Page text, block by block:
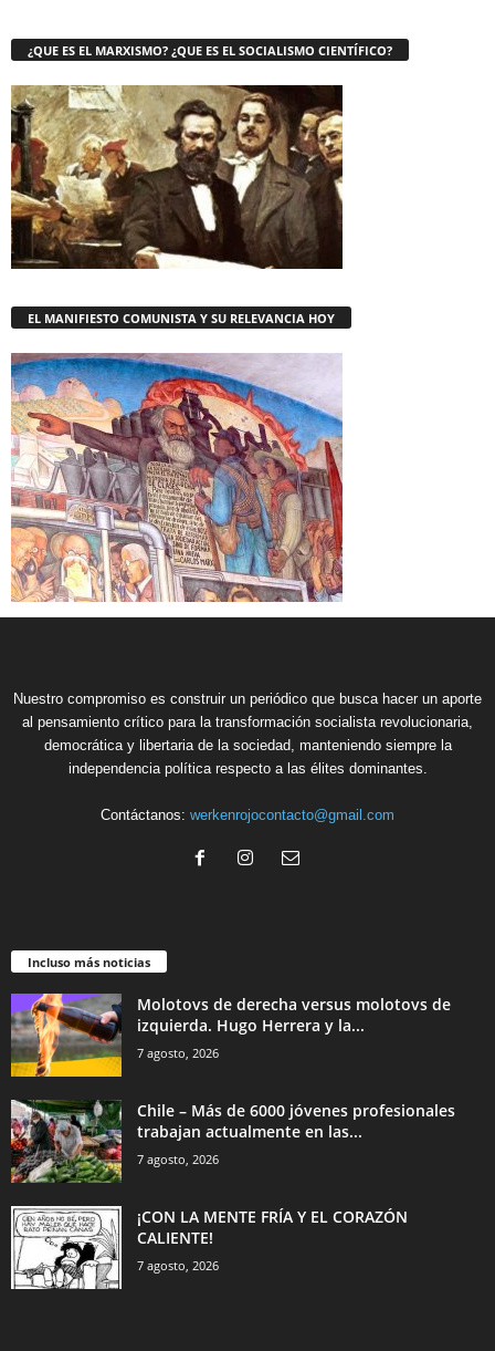
¿QUE ES EL MARXISMO? ¿QUE ES EL SOCIALISMO CIENTÍFICO?
EL MANIFIESTO COMUNISTA Y SU RELEVANCIA HOY
Nuestro compromiso es construir un periódico que busca hacer un aporte
al pensamiento crítico para la transformación socialista revolucionaria,
democrática y libertaria de la sociedad, manteniendo siempre la
independencia política respecto a las élites dominantes.
Contáctanos: werkenrojocontacto@gmail.com
Incluso más noticias
Molotovs de derecha versus molotovs de
izquierda. Hugo Herrera y la...
7 agosto, 2026
Chile – Más de 6000 jóvenes profesionales
trabajan actualmente en las...
7 agosto, 2026
¡CON LA MENTE FRÍA Y EL CORAZÓN
CALIENTE!
7 agosto, 2026